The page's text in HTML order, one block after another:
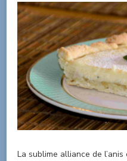
La sublime alliance de